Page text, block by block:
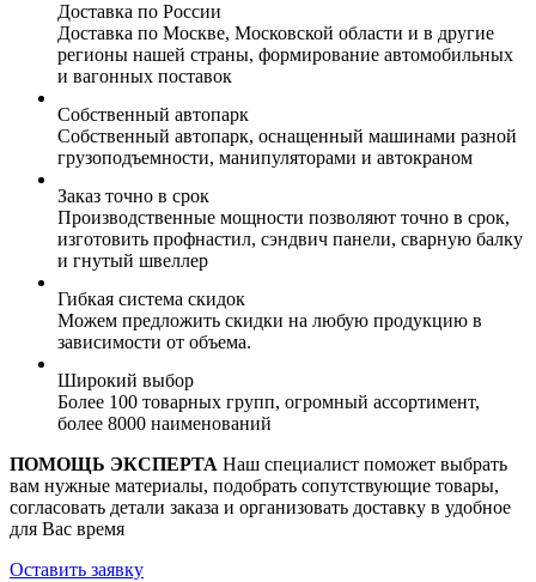
Доставка по России
Доставка по Москве, Московской области и в другие
регионы нашей страны, формирование автомобильных
и вагонных поставок
Собственный автопарк
Собственный автопарк, оснащенный машинами разной
грузоподъемности, манипуляторами и автокраном
Заказ точно в срок
Производственные мощности позволяют точно в срок,
изготовить профнастил, сэндвич панели, сварную балку
и гнутый швеллер
Гибкая система скидок
Можем предложить скидки на любую продукцию в
зависимости от объема.
Широкий выбор
Более 100 товарных групп, огромный ассортимент,
более 8000 наименований
ПОМОЩЬ ЭКСПЕРТА Наш специалист поможет выбрать
вам нужные материалы, подобрать сопутствующие товары,
согласовать детали заказа и организовать доставку в удобное
для Вас время
Оставить заявку